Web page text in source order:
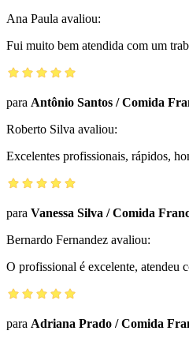
Ana Paula avaliou:
Fui muito bem atendida com um
para Antônio Santos /Comida
Roberto Silva avaliou:
Excelentes profissionais, rápidos,
para Vanessa Silva /Comida
Bernardo Fernandez avaliou:
O profissional é excelente, atendeu
para Adriana Prado /Comida